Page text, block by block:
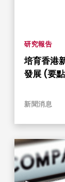
研究報告
培育香港
發展 (要
新聞消息